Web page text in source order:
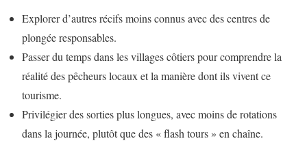
Explorer d’autres récifs moins connus avec des centres de
plongée responsables.
Passer du temps dans les villages côtiers pour comprendre la
réalité des pêcheurs locaux et la manière dont ils vivent ce
tourisme.
Privilégier des sorties plus longues, avec moins de rotations
dans la journée, plutôt que des « flash tours » en chaîne.